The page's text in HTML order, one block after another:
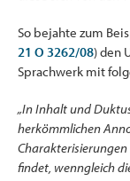
So bejahte zum
21 O 3262/08) den
Sprachwerk mit
„In Inhalt und
herkömmlichen
findet, wenngleich